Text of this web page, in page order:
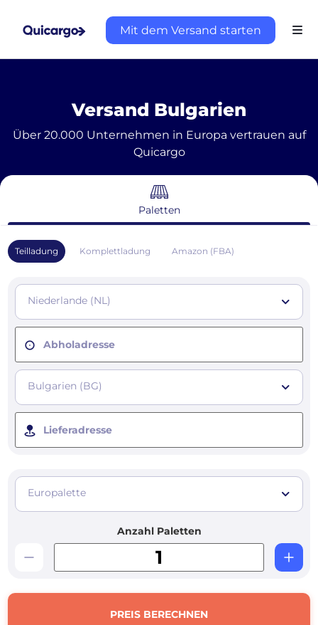
Mit dem Versand starten
Versand Bulgarien
Über 20.000 Unternehmen in Europa vertrauen auf
Quicargo
Paletten
Teilladung Komplettladung Amazon (FBA)
Niederlande (NL)
Abholadresse
Bulgarien (BG)
Lieferadresse
Europalette
Anzahl Paletten
PREIS BERECHNEN